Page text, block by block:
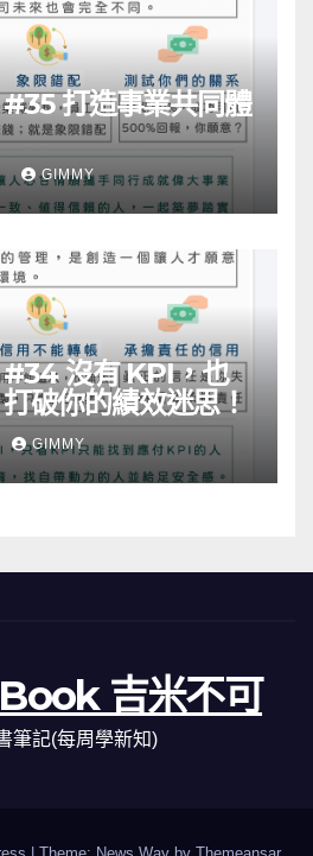
打造事業共同體
GIMMY
沒有 KPI，也
破你的績效迷思！
GIMMY
吉米不可
筆記(每周學新知)